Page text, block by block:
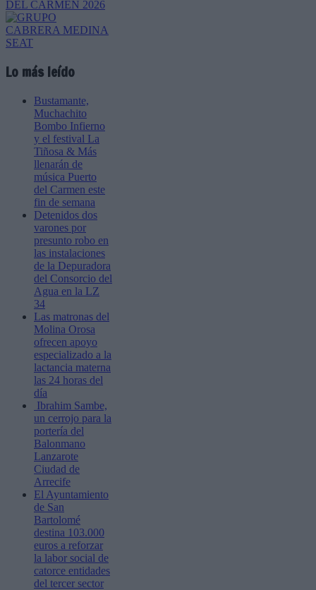
Lo más leído
Bustamante,
Muchachito
Bombo Infierno
y el festival La
Tiñosa & Más
llenarán de
música Puerto
del Carmen este
fin de semana
Detenidos dos
varones por
presunto robo en
las instalaciones
de la Depuradora
del Consorcio del
Agua en la LZ
34
Las matronas del
Molina Orosa
ofrecen apoyo
especializado a la
lactancia materna
las 24 horas del
día
Ibrahim Sambe,
un cerrojo para la
portería del
Balonmano
Lanzarote
Ciudad de
Arrecife
El Ayuntamiento
de San
Bartolomé
destina 103.000
euros a reforzar
la labor social de
catorce entidades
del tercer sector